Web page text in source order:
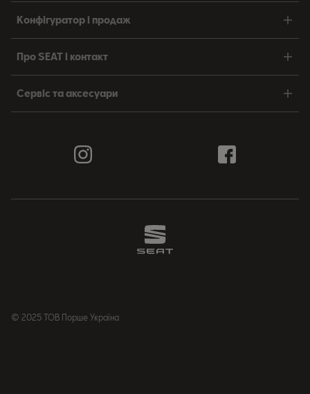
Конфігуратор і продаж
Про SEAT і контакт
Сервіс та аксесуари
© 2025 ТОВ Порше Україна